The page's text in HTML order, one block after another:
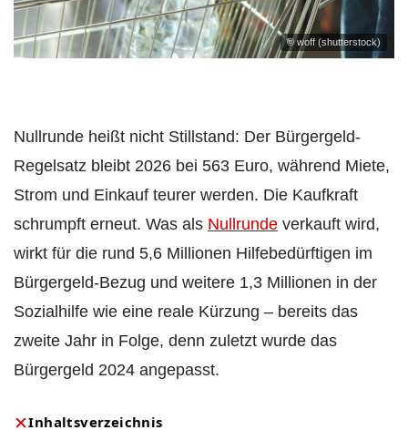
© woff (shutterstock)
Nullrunde heißt nicht Stillstand: Der Bürgergeld-
Regelsatz bleibt 2026 bei 563 Euro, während Miete,
Strom und Einkauf teurer werden. Die Kaufkraft
schrumpft erneut. Was als Nullrunde verkauft wird,
wirkt für die rund 5,6 Millionen Hilfebedürftigen im
Bürgergeld-Bezug und weitere 1,3 Millionen in der
Sozialhilfe wie eine reale Kürzung – bereits das
zweite Jahr in Folge, denn zuletzt wurde das
Bürgergeld 2024 angepasst.
Inhaltsverzeichnis